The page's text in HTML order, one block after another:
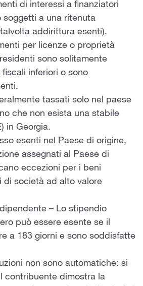
di interessi a finanziatori
soggetti a una ritenuta
addirittura esenti).
per licenze o proprietà
sono solitamente
inferiori o sono
tassati solo nel paese
che non esista una stabile
in Georgia.
esenti nel Paese di origine,
assegnati al Paese di
eccezioni per i beni
di società ad alto valore
– Lo stipendio
può essere esente se il
a 183 giorni e sono soddisfatte
non sono automatiche: si
contribuente dimostra la